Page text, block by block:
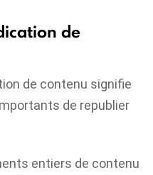
de
de contenu signifie
de republier
entiers de contenu